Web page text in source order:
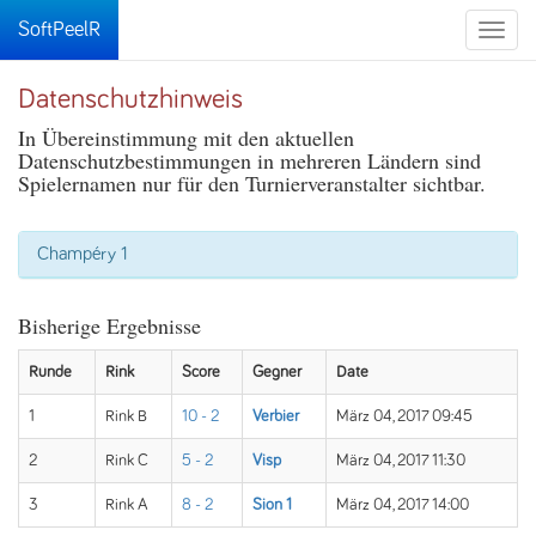
Toggle
SoftPeelR
Datenschutzhinweis
In Übereinstimmung mit den aktuellen
Datenschutzbestimmungen in mehreren Ländern sind
Spielernamen nur für den Turnierveranstalter sichtbar.
Champéry 1
Bisherige Ergebnisse
Runde Rink Score Gegner Date
1 Rink B 10 - 2 Verbier März 04, 2017 09:45
2 Rink C 5 - 2 Visp März 04, 2017 11:30
3 Rink A 8 - 2 Sion 1 März 04, 2017 14:00